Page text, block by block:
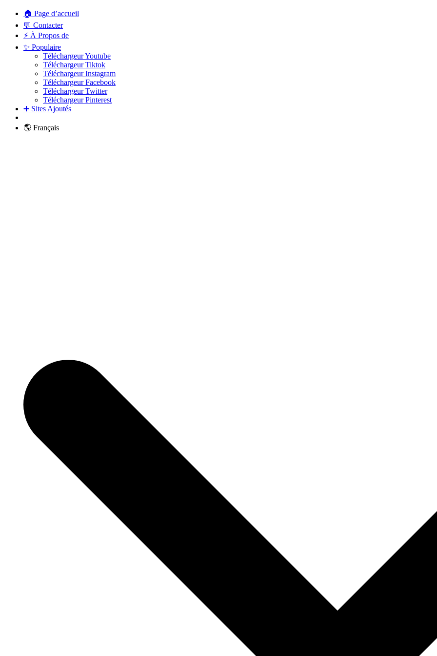
🏠 Page d’accueil
💬 Contacter
⚡ À Propos de
✨ Populaire
Téléchargeur Youtube
Téléchargeur Tiktok
Téléchargeur Instagram
Téléchargeur Facebook
Téléchargeur Twitter
Téléchargeur Pinterest
➕ Sites Ajoutés
🌎 Français